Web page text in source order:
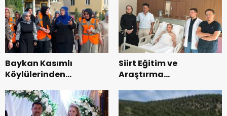
Baykan Kasımlı
Köylülerinden
Erdoğan’a “Terörsüz
Türkiye” Teşekkürü
Siirt Eğitim ve
Araştırma
2 hastaya açık kalp
ameliyatı yapıldı